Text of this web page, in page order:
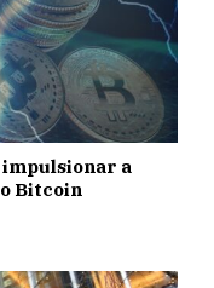
a
Bitcoin